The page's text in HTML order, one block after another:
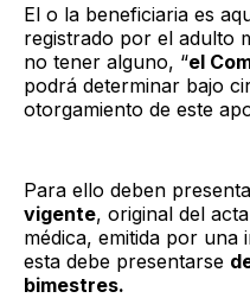
El o la beneficiaria es
registrado por el adulto
no tener alguno, “el
podrá determinar bajo
otorgamiento de este
Para ello deben
vigente, original del
médica, emitida por una
esta debe presentarse
bimestres.